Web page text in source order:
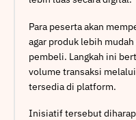
Para peserta akan
agar produk lebih
pembeli. Langkah ini
volume transaksi
tersedia di platform.
Inisiatif tersebut